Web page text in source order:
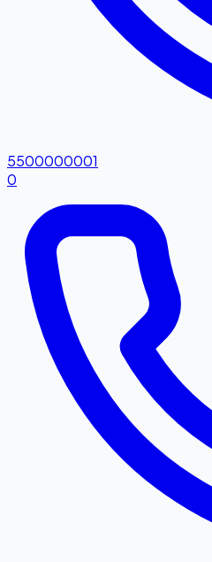
5500000001
0